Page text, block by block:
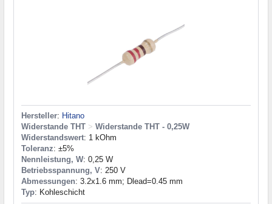
Hersteller: Hitano
Widerstande THT > Widerstande THT - 0,25W
Widerstandswert: 1 kOhm
Toleranz: ±5%
Nennleistung, W: 0,25 W
Betriebsspannung, V: 250 V
Abmessungen: 3.2x1.6 mm; Dlead=0.45 mm
Typ: Kohleschicht